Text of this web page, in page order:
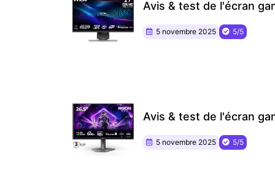
Avis & test de l'écran
5 novembre 2025 5/5
Avis & test de l'écran
5 novembre 2025 5/5